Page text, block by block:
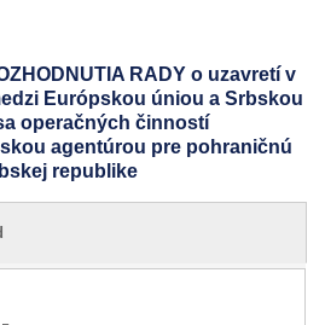
RADY o uzavretí v
Európskou úniou a Srbskou
operačných činností
agentúrou pre pohraničnú
republike